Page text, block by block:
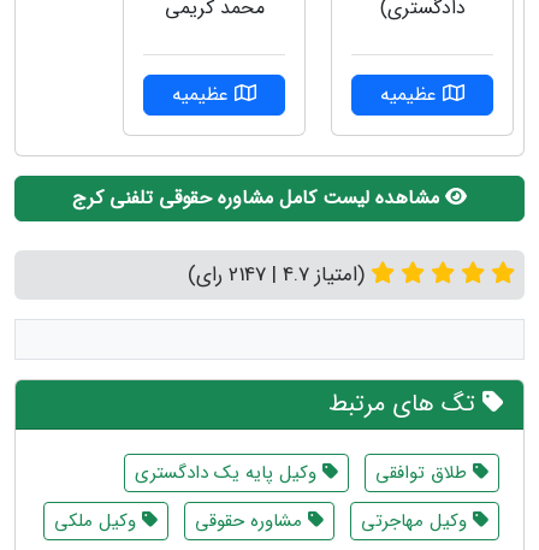
دادگستری)
عظیمیه
محمد کریمی
عظیمیه
مشاهده لیست کامل مشاوره حقوقی تلفنی کرج
(امتیاز 4.7 | 2147 رای)
تگ های مرتبط
طلاق توافقی
وکیل پایه یک دادگستری
وکیل مهاجرتی
مشاوره حقوقی
وکیل ملکی